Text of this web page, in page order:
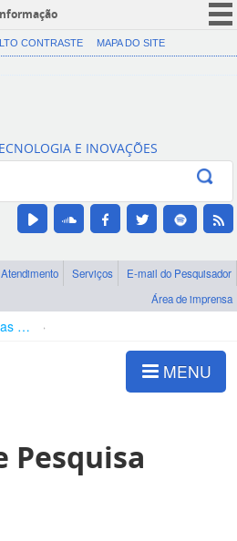
CORONAVÍRUS (COVID-19)
Canais
CONTRASTE MAPA DO SITE
E INOVAÇÕES
Serviços
E-mail do Pesquisador
Área de imprensa
Bolsas e Auxílios Vigentes
MENU
Pesquisa